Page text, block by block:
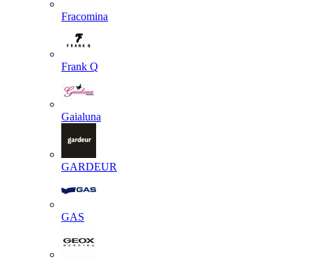
Fracomina
Frank Q
Gaialuna
GARDEUR
GAS